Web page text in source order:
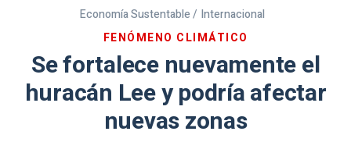
Economía Sustentable / Internacional
FENÓMENO CLIMÁTICO
Se fortalece nuevamente el
huracán Lee y podría afectar
nuevas zonas